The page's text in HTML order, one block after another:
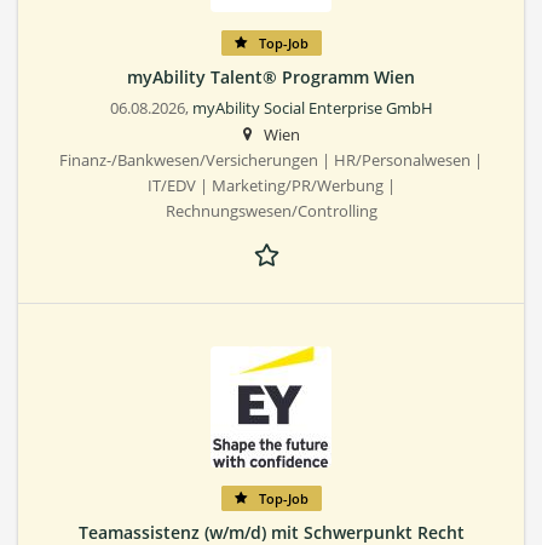
Top-Job
myAbility Talent® Programm Wien
06.08.2026, myAbility Social Enterprise GmbH
Wien
Finanz-/Bankwesen/Versicherungen | HR/Personalwesen |
IT/EDV | Marketing/PR/Werbung |
Rechnungswesen/Controlling
Top-Job
Teamassistenz (w/m/d) mit Schwerpunkt Recht